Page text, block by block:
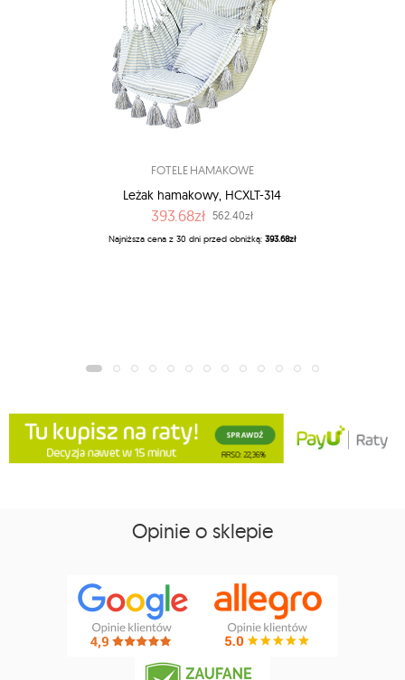
FOTELE HAMAKOWE
Leżak hamakowy, HCXLT-314
393.68zł 562.40zł
Najniższa cena z 30 dni przed obniżką: 393.68zł
Opinie o sklepie